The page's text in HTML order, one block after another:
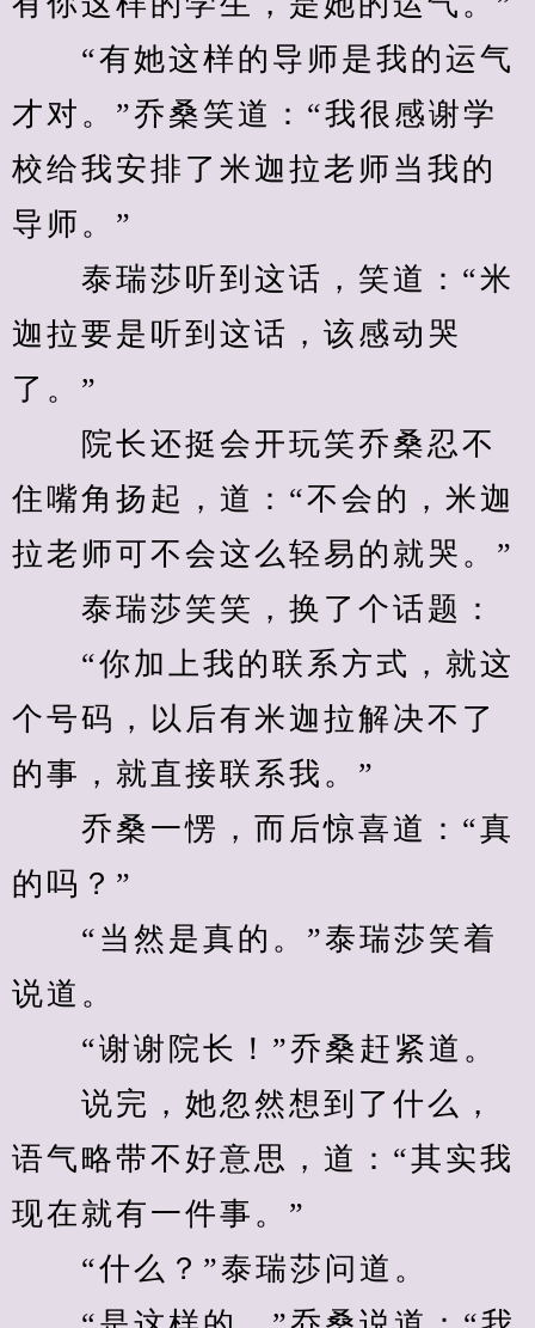
“有她这样的导师是我的运气
才对。”乔桑笑道：“我很感谢学
校给我安排了米迦拉老师当我的
导师。”
泰瑞莎听到这话，笑道：“米
迦拉要是听到这话，该感动哭
了。”
院长还挺会开玩笑乔桑忍不
住嘴角扬起，道：“不会的，米迦
拉老师可不会这么轻易的就哭。”
泰瑞莎笑笑，换了个话题：
“你加上我的联系方式，就这
个号码，以后有米迦拉解决不了
的事，就直接联系我。”
乔桑一愣，而后惊喜道：“真
的吗？”
“当然是真的。”泰瑞莎笑着
说道。
“谢谢院长！”乔桑赶紧道。
说完，她忽然想到了什么，
语气略带不好意思，道：“其实我
现在就有一件事。”
“什么？”泰瑞莎问道。